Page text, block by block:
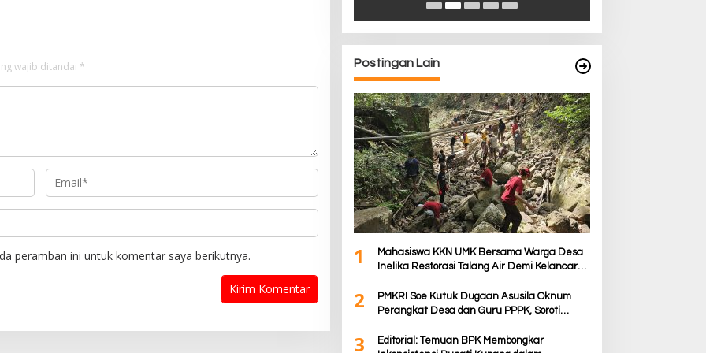
wajib ditandai *
peramban ini untuk komentar saya berikutnya.
Postingan Lain
1
Mahasiswa KKN UMK Bersama Warga Desa
Inelika Restorasi Talang Air Demi Kelancaran
2
PMKRI Soe Kutuk Dugaan Asusila Oknum
Perangkat Desa dan Guru PPPK, Soroti
3
Editorial: Temuan BPK Membongkar